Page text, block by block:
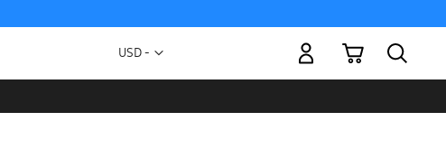
Moneda
USD -
Mi carrito